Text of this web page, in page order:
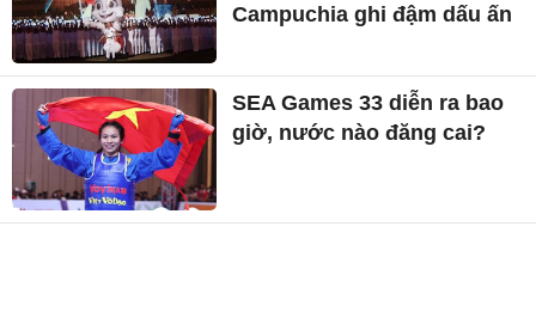
Campuchia ghi đậm dấu ấn
SEA Games 33 diễn ra bao
giờ, nước nào đăng cai?